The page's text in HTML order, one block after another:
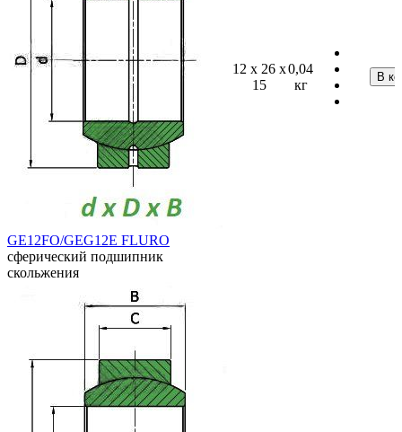
GE12FO/GEG12E FLURO
сферический подшипник
скольжения
12 x 26 x
15
0,04
кг